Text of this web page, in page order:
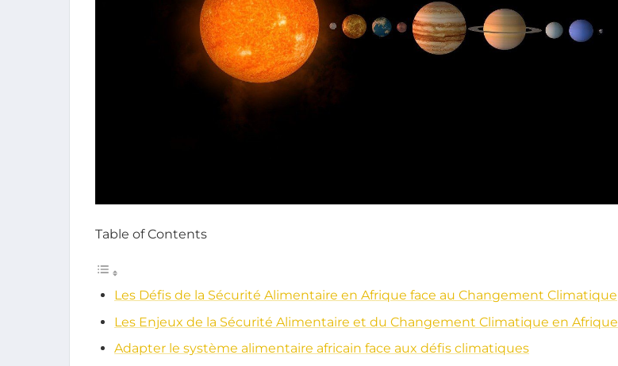
Table of Contents
Les Défis de la Sécurité Alimentaire en Afrique face au Changement Climatique
Les Enjeux de la Sécurité Alimentaire et du Changement Climatique en Afrique
Adapter le système alimentaire africain face aux défis climatiques